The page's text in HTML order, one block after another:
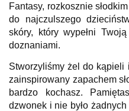
Fantasy, rozkosznie
do najczulszego
skóry, który wypełni
doznaniami.
Stworzyliśmy żel do kąpieli
zainspirowany zapachem
bardzo kochasz.
dzwonek i nie było